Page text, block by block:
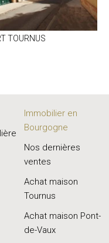
TOURNUS
Immobilier en
Bourgogne
Nos dernières
ventes
Achat maison
Tournus
Achat maison Pont-
de-Vaux